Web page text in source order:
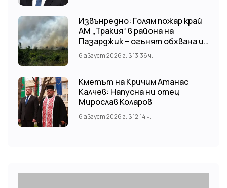
Извънредно: Голям пожар край
АМ „Тракия“ в района на
Пазарджик – огънят обхвана и
лозови масиви
6 август 2026 г. в 13:36 ч.
Кметът на Кричим Атанас
Калчев: Напусна ни отец
Мирослав Коларов
6 август 2026 г. в 12:14 ч.